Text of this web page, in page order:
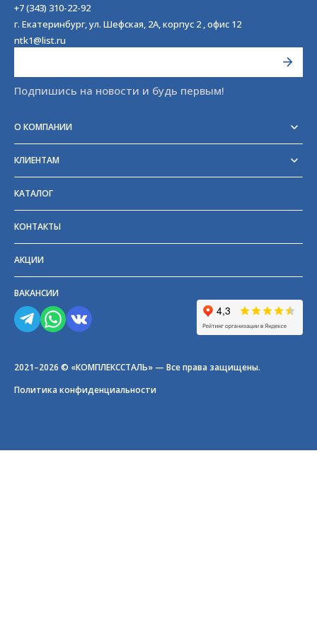
+7 (343) 310-22-92
г. Екатеринбург, ул. Шефская, 2А, корпус 2 , офис 12
ntk1@list.ru
Подпишись на новости и будь первым!
О КОМПАНИИ
Отзывы
Блог
Партнёры и поставщики
КЛИЕНТАМ
Возврат
Частые вопросы
Прайс-лист
КАТАЛОГ
КОНТАКТЫ
АКЦИИ
ВАКАНСИИ
2021–2026 © «КОМПЛЕКССТАЛЬ» — Все права защищены.
Политика конфиденциальности